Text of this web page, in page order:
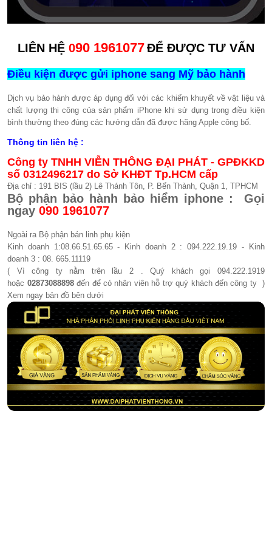
LIÊN HỆ 090 1961077ĐỂ ĐƯỢC TƯ VẤN
Điều kiện được gửi iphone sang Mỹ bảo hành
Dịch vụ bảo hành được áp dụng đối với các khiếm khuyết về vật liệu và
chất lượng thi công của sản phẩm iPhone khi sử dụng trong điều kiện
bình thường theo đúng các hướng dẫn đã được hãng Apple công bố.
Thông tin liên hệ :
Công ty TNHH VIỄN THÔNG ĐẠI PHÁT - GPĐKKD
số 0312496217 do Sở KHĐT Tp.HCM cấp
Địa chỉ : 191 BIS (lầu 2) Lê Thánh Tôn, P. Bến Thành, Quận 1, TPHCM
Bộ phận bảo hành bảo hiểm iphone : Gọi
ngay090 1961077​
Ngoài ra Bộ phận bán linh phụ kiện
Kinh doanh 1:08.66.51.65.65 - Kinh doanh 2 : 094.222.19.19 - Kinh
doanh 3 : 08. 665.11119
( Vì công ty nằm trên lầu 2 . Quý khách gọi 094.222.1919
hoặc 02873088898đến để có nhân viên hỗ trợ quý khách đến công ty )
Xem ngay bản đồ bên dưới